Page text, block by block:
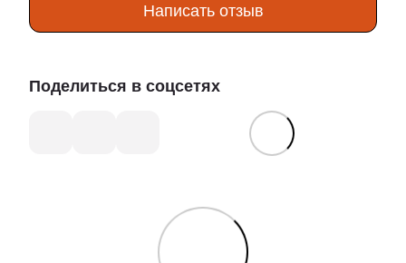
Написать отзыв
Поделиться в соцсетях